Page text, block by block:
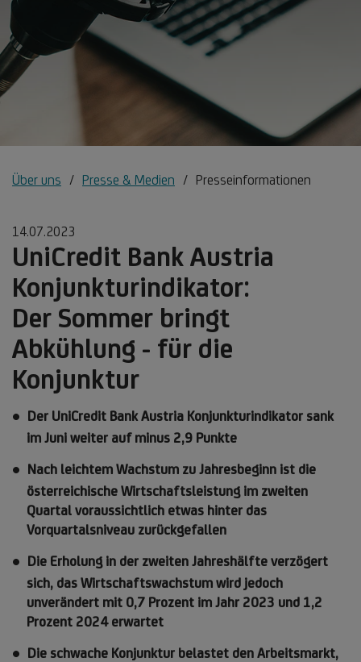
Über uns Presse & Medien Presseinformationen
14.07.2023
UniCredit Bank Austria
Konjunkturindikator:
Der Sommer bringt
Abkühlung - für die
Konjunktur
Der UniCredit Bank Austria Konjunkturindikator sank
im Juni weiter auf minus 2,9 Punkte
Nach leichtem Wachstum zu Jahresbeginn ist die
österreichische Wirtschaftsleistung im zweiten
Quartal voraussichtlich etwas hinter das
Vorquartalsniveau zurückgefallen
Die Erholung in der zweiten Jahreshälfte verzögert
sich, das Wirtschaftswachstum wird jedoch
unverändert mit 0,7 Prozent im Jahr 2023 und 1,2
Prozent 2024 erwartet
Die schwache Konjunktur belastet den Arbeitsmarkt,